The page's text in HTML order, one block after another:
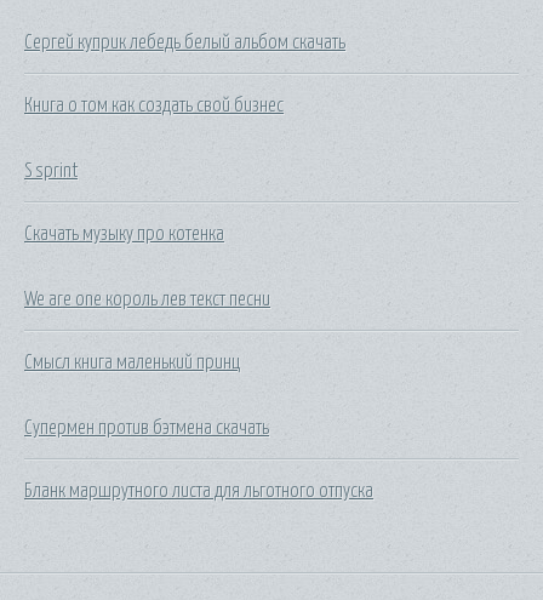
Сергей куприк лебедь белый альбом скачать
Книга о том как создать свой бизнес
S sprint
Скачать музыку про котенка
We are one король лев текст песни
Смысл книга маленький принц
Супермен против бэтмена скачать
Бланк маршрутного листа для льготного отпуска